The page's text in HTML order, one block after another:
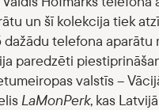
un šī kolekcija tiek
dažādu telefona
paredzēti
valstīs –
LaMonPerk, kas